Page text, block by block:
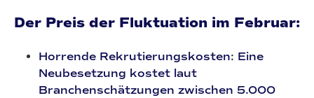
Der Preis der Fluktuation im Februar:
Horrende Rekrutierungskosten: Eine
Neubesetzung kostet laut
Branchenschätzungen zwischen 5.000